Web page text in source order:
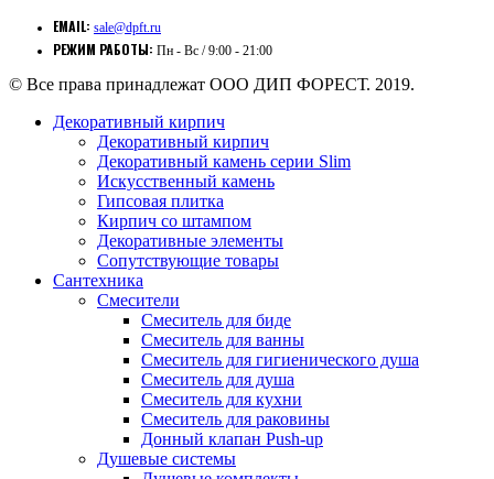
EMAIL: sale@dpft.ru
РЕЖИМ РАБОТЫ: Пн - Вс / 9:00 - 21:00
© Все права принадлежат ООО ДИП ФОРЕСТ. 2019.
Декоративный кирпич
Декоративный кирпич
Декоративный камень серии Slim
Искусственный камень
Гипсовая плитка
Кирпич со штампом
Декоративные элементы
Сопутствующие товары
Сантехника
Смесители
Смеситель для биде
Смеситель для ванны
Смеситель для гигиенического душа
Смеситель для душа
Смеситель для кухни
Смеситель для раковины
Донный клапан Push-up
Душевые системы